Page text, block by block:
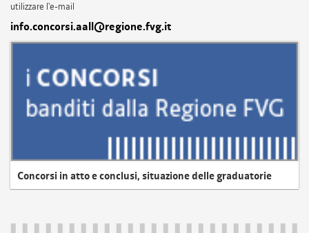
utilizzare l'e-mail
info.concorsi.aall@regione.fvg.it
Concorsi in atto e conclusi, situazione delle graduatorie